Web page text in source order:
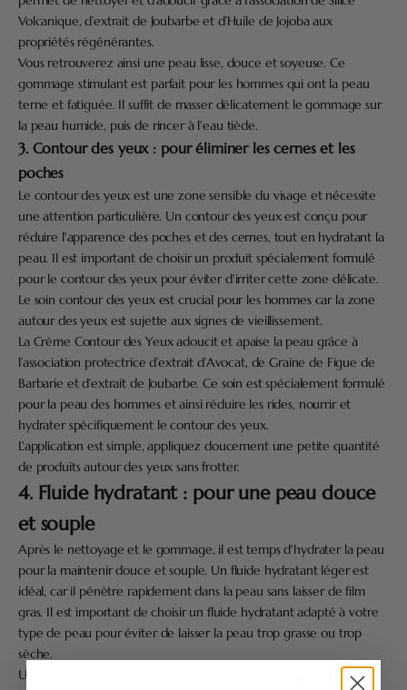
Volcanique, d’extrait de Joubarbe et d’Huile de Jojoba aux
propriétés régénérantes.
Vous retrouverez ainsi une peau lisse, douce et soyeuse. Ce
gommage stimulant est parfait pour les hommes qui ont la peau
terne et fatiguée. Il suffit de masser délicatement le gommage sur
la peau humide, puis de rincer à l'eau tiède.
3. Contour des yeux : pour éliminer les cernes et les
poches
Le contour des yeux est une zone sensible du visage et nécessite
une attention particulière. Un contour des yeux est conçu pour
réduire l'apparence des poches et des cernes, tout en hydratant la
peau. Il est important de choisir un produit spécialement formulé
pour le contour des yeux pour éviter d'irriter cette zone délicate.
Le soin contour des yeux est crucial pour les hommes car la zone
autour des yeux est sujette aux signes de vieillissement.
La Crème Contour des Yeuxadoucit et apaise la peau grâce à
l’association protectrice d’extrait d’Avocat, de Graine de Figue de
Barbarie et d’extrait de Joubarbe. Ce soin est spécialement formulé
pour la peau des hommes et ainsi réduire les rides, nourrir et
hydrater spécifiquement le contour des yeux.
L'application est simple, appliquez doucement une petite quantité
de produits autour des yeux sans frotter.
4. Fluide hydratant : pour une peau douce
et souple
Après le nettoyage et le gommage, il est temps d'hydrater la peau
pour la maintenir douce et souple. Un fluide hydratant léger est
idéal, car il pénètre rapidement dans la peau sans laisser de film
gras. Il est important de choisir un fluide hydratant adapté à votre
type de peau pour éviter de laisser la peau trop grasse ou trop
sèche.
Une peau bien hydratée peut mieux résister aux agressions